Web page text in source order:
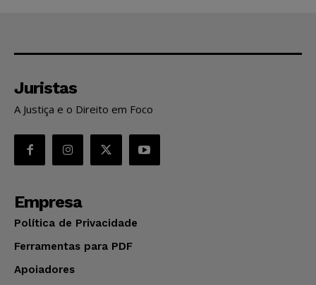
Juristas
A Justiça e o Direito em Foco
Empresa
Política de Privacidade
Ferramentas para PDF
Apoiadores